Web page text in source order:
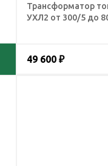
Трансформатор
УХЛ2 от 300/5 до
49 600 ₽